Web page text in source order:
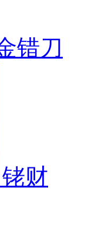
错刀
铑财